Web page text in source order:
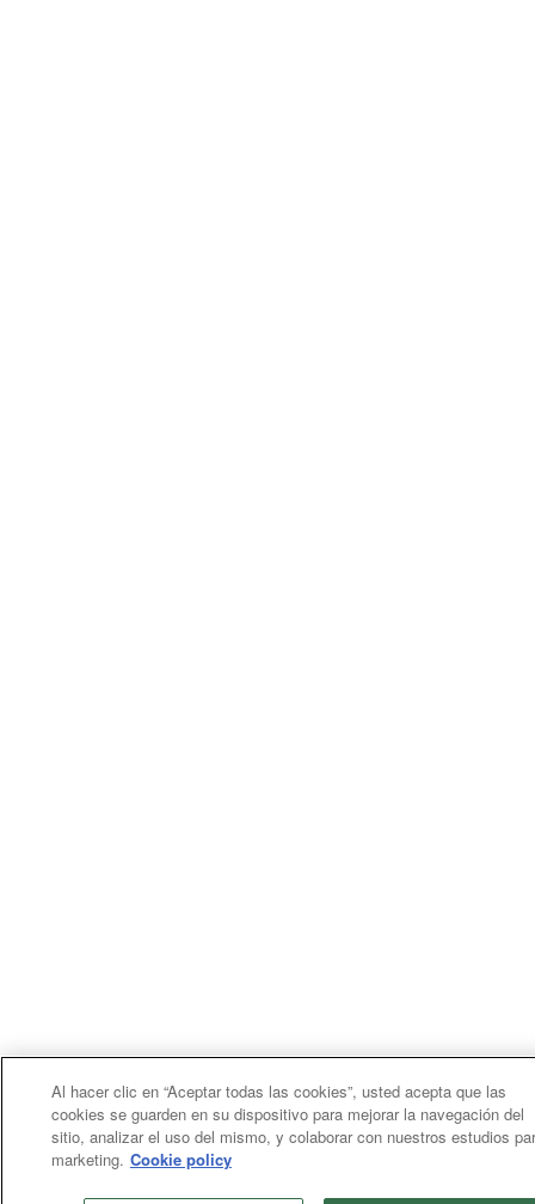
Al hacer clic en “Aceptar todas las cookies”, usted acepta que las
cookies se guarden en su dispositivo para mejorar la navegación del
sitio, analizar el uso del mismo, y colaborar con nuestros estudios
marketing. Cookie policy